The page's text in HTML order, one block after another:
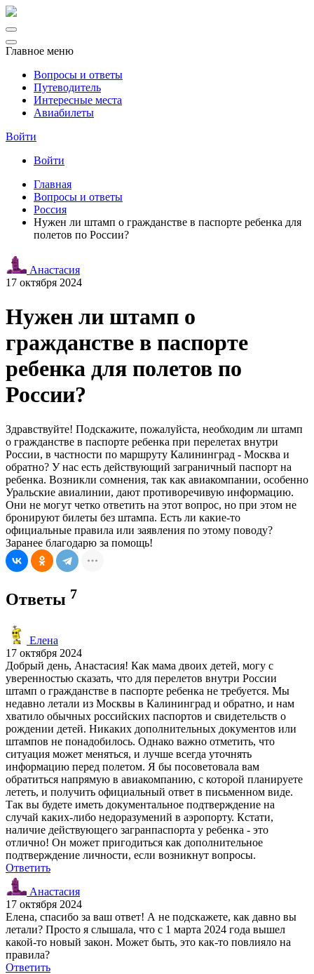
Главное меню
Вопросы и ответы
Путеводитель
Интересные места
Авиабилеты
Войти
Войти
Главная
Вопросы и ответы
Россия
Нужен ли штамп о гражданстве в паспорте ребенка для
полетов по России?
Анастасия
17 октября 2024
Нужен ли штамп о
гражданстве в паспорте
ребенка для полетов по
России?
Здравствуйте! Подскажите, пожалуйста, необходим ли штамп
о гражданстве в паспорте ребенка при перелетах внутри
России, в частности по маршруту Калининград - Москва и
обратно? У нас есть действующий заграничный паспорт на
ребенка. Возникли сомнения, так как авиакомпании, особенно
Уральские авиалинии, дают противоречивую информацию.
Они не могут четко ответить на этот вопрос, но при этом не
бронируют билеты без штампа. Есть ли какие-то
официальные правила или заявления по этому поводу?
Заранее благодарю за помощь!
Ответы 7
Елена
17 октября 2024
Добрый день, Анастасия! Как мама двоих детей, могу с
уверенностью сказать, что для перелетов внутри России
штамп о гражданстве в паспорте ребенка не требуется. Мы
недавно летали из Москвы в Калининград и обратно, и нам
хватило обычных российских паспортов и свидетельств о
рождении детей. Никаких дополнительных документов или
штампов не понадобилось. Однако важно отметить, что
ситуация может меняться, и лучше всегда уточнять
информацию перед полетом. Я бы посоветовала вам
обратиться напрямую в авиакомпанию, с которой планируете
лететь, и получить официальный ответ в письменном виде.
Так вы будете иметь документальное подтверждение на
случай каких-либо недоразумений в аэропорту. Кстати,
наличие действующего загранпаспорта у ребенка - это
отлично! Он может пригодиться как дополнительное
подтверждение личности, если возникнут вопросы.
Ответить
Анастасия
17 октября 2024
Елена, спасибо за ваш ответ! А не подскажете, как давно вы
летали? Просто я слышала, что с 1 марта 2024 года вышел
какой-то новый закон. Может быть, это как-то повлияло на
правила?
Ответить